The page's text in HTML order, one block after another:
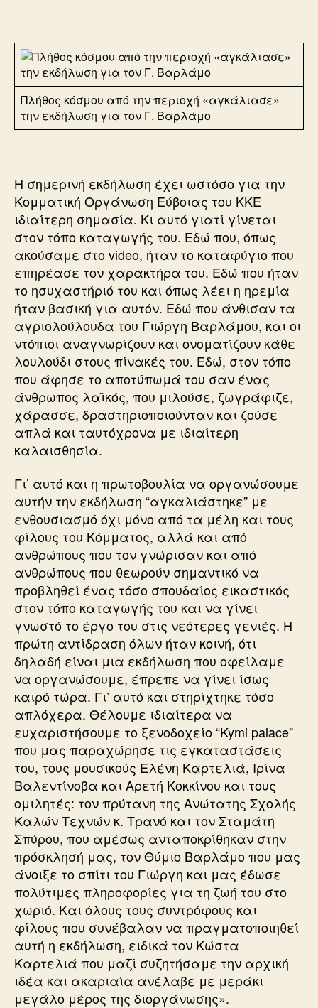
Πλήθος κόσμου από την περιοχή «αγκάλιασε»
την εκδήλωση για τον Γ. Βαρλάμο
Η σημερινή εκδήλωση έχει ωστόσο για την
Κομματική Οργάνωση Εύβοιας του ΚΚΕ
ιδιαίτερη σημασία. Κι αυτό γιατί γίνεται
στον τόπο καταγωγής του. Εδώ που, όπως
ακούσαμε στο video, ήταν το καταφύγιο που
επηρέασε τον χαρακτήρα του. Εδώ που ήταν
το ησυχαστήριό του και όπως λέει η ηρεμία
ήταν βασική για αυτόν. Εδώ που άνθισαν τα
αγριολούλουδα του Γιώργη Βαρλάμου, και οι
ντόπιοι αναγνωρίζουν και ονοματίζουν κάθε
λουλούδι στους πίνακές του. Εδώ, στον τόπο
που άφησε το αποτύπωμά του σαν ένας
άνθρωπος λαϊκός, που μιλούσε, ζωγράφιζε,
χάρασσε, δραστηριοποιούνταν και ζούσε
απλά και ταυτόχρονα με ιδιαίτερη
καλαισθησία.
Γι’ αυτό και η πρωτοβουλία να οργανώσουμε
αυτήν την εκδήλωση “αγκαλιάστηκε” με
ενθουσιασμό όχι μόνο από τα μέλη και τους
φίλους του Κόμματος, αλλά και από
ανθρώπους που τον γνώρισαν και από
ανθρώπους που θεωρούν σημαντικό να
προβληθεί ένας τόσο σπουδαίος εικαστικός
στον τόπο καταγωγής του και να γίνει
γνωστό το έργο του στις νεότερες γενιές. Η
πρώτη αντίδραση όλων ήταν κοινή, ότι
δηλαδή είναι μια εκδήλωση που οφείλαμε
να οργανώσουμε, έπρεπε να γίνει ίσως
καιρό τώρα. Γι’ αυτό και στηρίχτηκε τόσο
απλόχερα. Θέλουμε ιδιαίτερα να
ευχαριστήσουμε το ξενοδοχείο “Kymi palace”
που μας παραχώρησε τις εγκαταστάσεις
του, τους μουσικούς Ελένη Καρτελιά, Ιρίνα
Βαλεντίνοβα και Αρετή Κοκκίνου και τους
ομιλητές: τον πρύτανη της Ανώτατης Σχολής
Καλών Τεχνών κ. Τρανό και τον Σταμάτη
Σπύρου, που αμέσως ανταποκρίθηκαν στην
πρόσκλησή μας, τον Θύμιο Βαρλάμο που μας
άνοιξε το σπίτι του Γιώργη και μας έδωσε
πολύτιμες πληροφορίες για τη ζωή του στο
χωριό. Και όλους τους συντρόφους και
φίλους που συνέβαλαν να πραγματοποιηθεί
αυτή η εκδήλωση, ειδικά τον Κώστα
Καρτελιά που μαζί συζητήσαμε την αρχική
ιδέα και ακαριαία ανέλαβε με μεράκι
μεγάλο μέρος της διοργάνωσης».